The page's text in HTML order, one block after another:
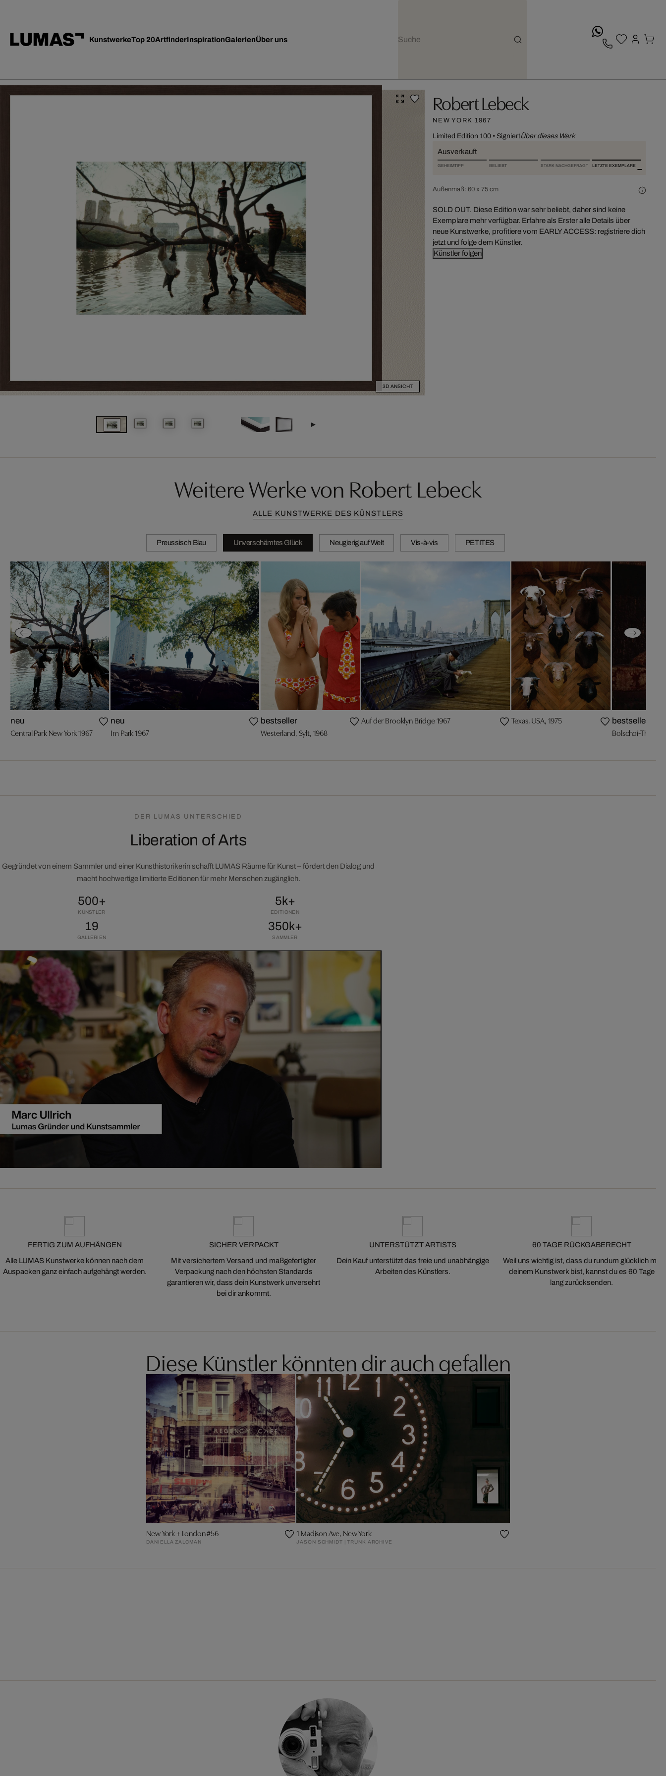
KunstwerkeTop 20ArtfinderInspirationGalerienÜber uns
3D ANSICHT
Robert Lebeck
NEW YORK 1967
Limited Edition 100• SigniertÜber dieses Werk
Ausverkauft
GEHEIMTIPP BELIEBT STARK NACHGEFRAGT LETZTE EXEMPLARE
Außenmaß: 60 x 75 cm
SOLD OUT. Diese Edition war sehr beliebt, daher sind keine
Exemplare mehr verfügbar. Erfahre als Erster alle Details über
neue Kunstwerke, profitiere vom EARLY ACCESS: registriere dich
jetzt und folge dem Künstler.
Künstler folgen
Weitere Werke von Robert Lebeck
ALLE KUNSTWERKE DES KÜNSTLERS
Preussisch Blau Unverschämtes Glück Neugierig auf Welt Vis-à-vis PETITES
neu
Central Park New York 1967
neu
Im Park 1967
bestseller
Westerland, Sylt, 1968
Auf der Brooklyn Bridge 1967 Texas, USA, 1975 bestseller
Bolschoi-
DER LUMAS UNTERSCHIED
Liberation of Arts
Gegründet von einem Sammler und einer Kunsthistorikerin schafft LUMAS Räume für Kunst – fördert den Dialog und
macht hochwertige limitierte Editionen für mehr Menschen zugänglich.
500+
KÜNSTLER
5k+
EDITIONEN
19
GALLERIEN
350k+
SAMMLER
FERTIG ZUM AUFHÄNGEN
Alle LUMAS Kunstwerke können nach dem
Auspacken ganz einfach aufgehängt werden.
SICHER VERPACKT
Mit versichertem Versand und maßgefertigter
Verpackung nach den höchsten Standards
garantieren wir, dass dein Kunstwerk unversehrt
bei dir ankommt.
UNTERSTÜTZT ARTISTS
Dein Kauf unterstützt das freie und unabhängige
Arbeiten des Künstlers.
60 TAGE RÜCKGABERECHT
Weil uns wichtig ist, dass du rundum glücklich mit
deinem Kunstwerk bist, kannst du es 60 Tage
lang zurücksenden.
Diese Künstler könnten dir auch gefallen
New York + London #56
DANIELLA ZALCMAN
1 Madison Ave, New York
JASON SCHMIDT | TRUNK ARCHIVE